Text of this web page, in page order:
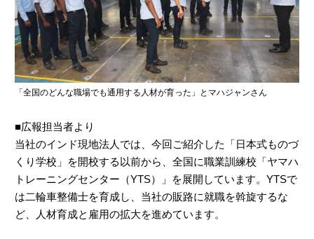
「全国のどんな職場でも通用する人材が育った」とマハジャンさん
■広報担当者より
当社のインド現地法人では、今回ご紹介した「日本式ものづ
くり学校」を開校する以前から、全国に職業訓練校「ヤマハ
トレーニングセンター（YTS）」を展開しています。YTSで
は二輪車整備士を育成し、当社の販路に就職を斡旋するな
ど、人材育成と雇用の拡大を進めています。